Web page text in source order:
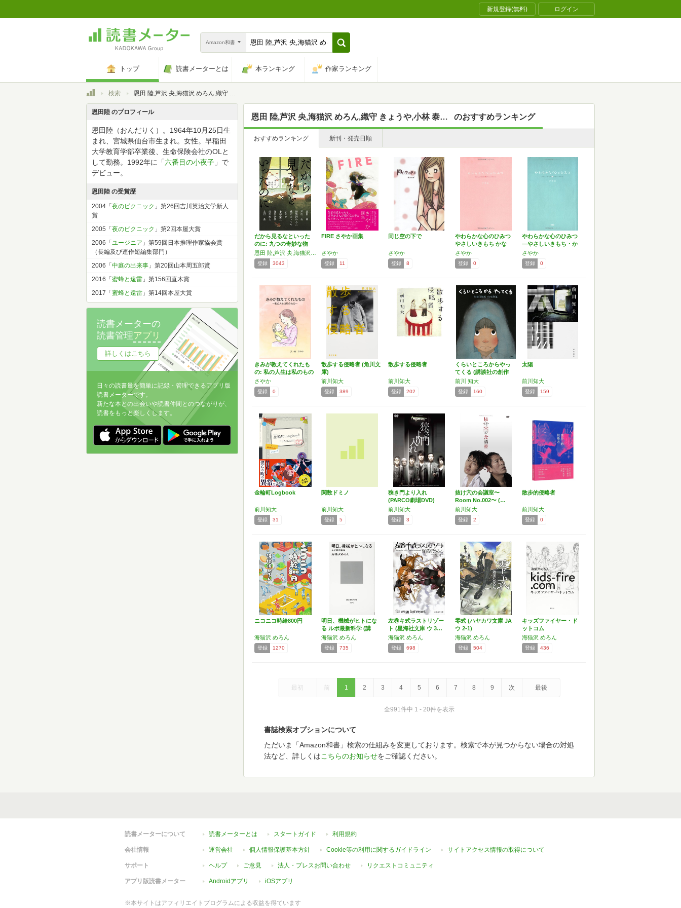
新規登録(無料) ログイン
Amazon和書
トップ 読書メーターとは 本ランキング 作家ランキング
トップ検索 恩田 陸,芦沢 央,海猫沢 めろん,織守 きょうや,小林 泰三,澤村 伊智,前川 知大,北村 薫,さやか
恩田 陸,芦沢 央,海猫沢 めろん,織守 きょうや,小林 泰三,澤村 伊智,前川 知大,北村 薫,さやか のおすすめランキング
おすすめランキング 新刊・発売日順
だから見るなといった
のに: 九つの奇妙な物
語…
登録 3043
FIRE さやか画集
さやか
登録 11
同じ空の下で
さやか
登録 8
やわらかな心のひみつ
やさしいきもち かな
し…
さやか
登録 0
やわらかな心のひみつ
―やさしいきもち・か
なし…
さやか
登録 0
きみが教えてくれたも
の: 私の人生は私のもの
さやか
登録 0
散歩する侵略者 (角川文
庫)
前川知大
登録 389
散歩する侵略者
前川知大
登録 202
くらいところからやっ
てくる (講談社の創作
絵…
前川 知大
登録 160
太陽
前川知大
登録 159
金輪町Logbook
前川知大
登録 31
関数ドミノ
前川知大
登録 5
狭き門より入れ
(PARCO劇場DVD)
前川知大
登録 3
抜け穴の会議室〜
Room No.002〜 (…
前川知大
登録 2
散步的侵略者
前川知大
登録 0
ニコニコ時給800円
海猫沢 めろん
登録 1270
明日、機械がヒトにな
る ルポ最新科学 (講
談…
海猫沢 めろん
登録 735
左巻キ式ラストリゾー
ト (星海社文庫 ウ 3…
海猫沢 めろん
登録 698
零式 (ハヤカワ文庫 JA
ウ 2-1)
海猫沢 めろん
登録 504
キッズファイヤー・ド
ットコム
海猫沢 めろん
登録 436
最初 前 1 2 3 4 5 6 7 8 9 次 最後
全991件中 1 - 20件を表示
書誌検索オプションについて
ただいま「Amazon和書」検索の仕組みを変更しております。検索で本が見つからない場合の対処
法など、詳しくはこちらのお知らせをご確認ください。
恩田陸 のプロフィール
恩田陸（おんだりく）。1964年10月25日生
まれ、宮城県仙台市生まれ。女性。早稲田
大学教育学部卒業後、生命保険会社のOLと
して勤務。1992年に「六番目の小夜子 」で
デビュー。
恩田陸 の受賞歴
2004「 夜のピクニック 」第26回吉川英治文学新人
賞
2005「 夜のピクニック 」第2回本屋大賞
2006「 ユージニア 」第59回日本推理作家協会賞
（長編及び連作短編集部門）
2006「 中庭の出来事 」第20回山本周五郎賞
2016「 蜜蜂と遠雷 」第156回直木賞
2017「 蜜蜂と遠雷 」第14回本屋大賞
読書メーターの
読書管理アプリ
詳しくはこちら
日々の読書量を簡単に記録・管理できるアプリ版
読書メーターです。
新たな本との出会いや読書仲間とのつながりが、
読書をもっと楽しくします。
読書メーターについて 読書メーターとは スタートガイド 利用規約
会社情報 運営会社 個人情報保護基本方針 Cookie等の利用に関するガイドライン サイトアクセス情報の取得について
サポート ヘルプ ご意見 法人・プレスお問い合わせ リクエストコミュニティ
アプリ版読書メーター Androidアプリ iOSアプリ
※本サイトはアフィリエイトプログラムによる収益を得ています